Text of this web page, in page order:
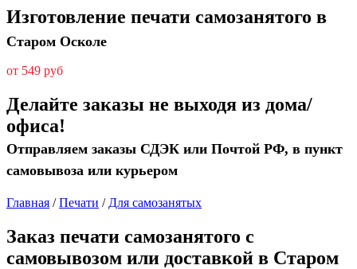
Изготовление печати самозанятого в
Старом Осколе
от 549 руб
Делайте заказы не выходя из дома/
офиса!
Отправляем заказы СДЭК или Почтой РФ, в пункт
самовывоза или курьером
Главная /Печати / Для самозанятых
Заказ печати самозанятого с
самовывозом или доставкой в Старом